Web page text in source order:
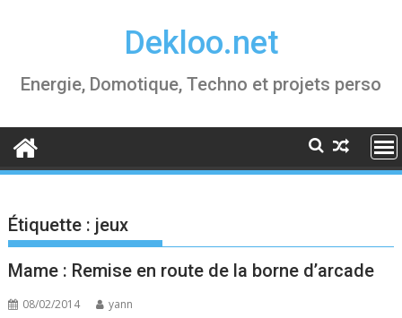
Dekloo.net
Energie, Domotique, Techno et projets perso
Étiquette : jeux
Mame : Remise en route de la borne d’arcade
08/02/2014 yann